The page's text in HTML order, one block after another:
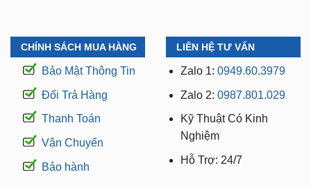
CHÍNH SÁCH MUA HÀNG
Bảo Mật Thông Tin
Đổi Trả Hàng
Thanh Toán
Vận Chuyển
Bảo hành
LIÊN HỆ TƯ VẤN
Zalo 1: 0949.60.3979
Zalo 2: 0987.801.029
Kỹ Thuật Có Kinh
Nghiệm
Hỗ Trợ: 24/7